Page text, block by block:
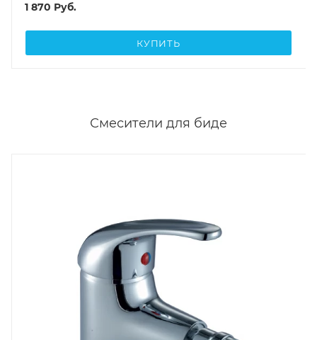
1 870 Руб.
КУПИТЬ
Смесители для биде